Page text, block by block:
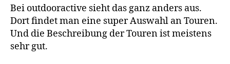
Bei outdooractive sieht das ganz anders aus.
Dort findet man eine super Auswahl an Touren.
Und die Beschreibung der Touren ist meistens
sehr gut.